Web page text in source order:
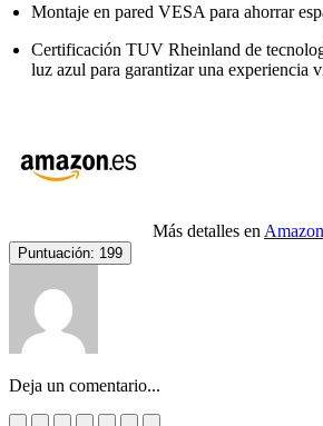
Montaje en pared VESA para ahorrar
Certificación TUV Rheinland de
luz azul para garantizar una experiencia
Más detalles en Amazon
Puntuación: 199
Deja un comentario...